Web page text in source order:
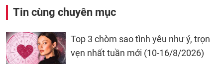
Tin cùng chuyên mục
Top 3 chòm sao tình yêu như ý, trọn
vẹn nhất tuần mới (10-16/8/2026)